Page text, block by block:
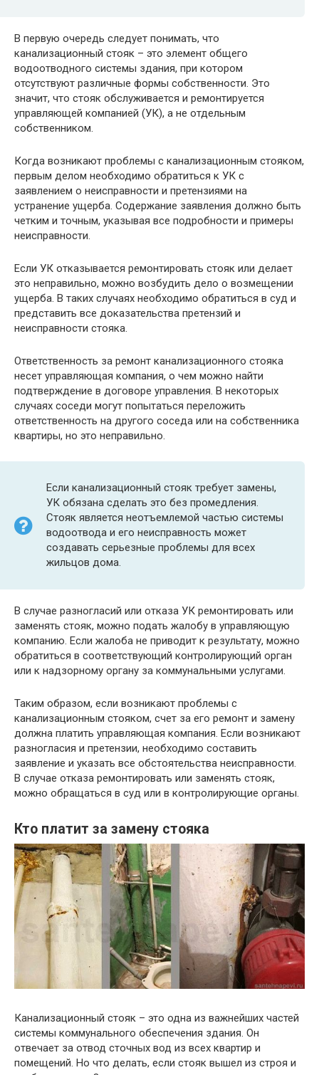
В первую очередь следует понимать, что
канализационный стояк – это элемент общего
водоотводного системы здания, при котором
отсутствуют различные формы собственности. Это
значит, что стояк обслуживается и ремонтируется
управляющей компанией (УК), а не отдельным
собственником.
Когда возникают проблемы с канализационным стояком,
первым делом необходимо обратиться к УК с
заявлением о неисправности и претензиями на
устранение ущерба. Содержание заявления должно быть
четким и точным, указывая все подробности и примеры
неисправности.
Если УК отказывается ремонтировать стояк или делает
это неправильно, можно возбудить дело о возмещении
ущерба. В таких случаях необходимо обратиться в суд и
представить все доказательства претензий и
неисправности стояка.
Ответственность за ремонт канализационного стояка
несет управляющая компания, о чем можно найти
подтверждение в договоре управления. В некоторых
случаях соседи могут попытаться переложить
ответственность на другого соседа или на собственника
квартиры, но это неправильно.
Если канализационный стояк требует замены,
УК обязана сделать это без промедления.
Стояк является неотъемлемой частью системы
водоотвода и его неисправность может
создавать серьезные проблемы для всех
жильцов дома.
В случае разногласий или отказа УК ремонтировать или
заменять стояк, можно подать жалобу в управляющую
компанию. Если жалоба не приводит к результату, можно
обратиться в соответствующий контролирующий орган
или к надзорному органу за коммунальными услугами.
Таким образом, если возникают проблемы с
канализационным стояком, счет за его ремонт и замену
должна платить управляющая компания. Если возникают
разногласия и претензии, необходимо составить
заявление и указать все обстоятельства неисправности.
В случае отказа ремонтировать или заменять стояк,
можно обращаться в суд или в контролирующие органы.
Кто платит за замену стояка
Канализационный стояк – это одна из важнейших частей
системы коммунального обеспечения здания. Он
отвечает за отвод сточных вод из всех квартир и
помещений. Но что делать, если стояк вышел из строя и